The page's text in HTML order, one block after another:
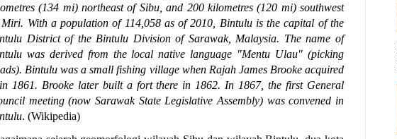
(134 mi) northeast of Sibu, and 200 kilometres (120 mi) southwest
With a population of 114,058 as of 2010, Bintulu is the capital of the
District of the Bintulu Division of Sarawak, Malaysia. The name of
was derived from the local native language "Mentu Ulau" (picking
Bintulu was a small fishing village when Rajah James Brooke acquired
1861. Brooke later built a fort there in 1862. In 1867, the first General
meeting (now Sarawak State Legislative Assembly) was convened in
. (Wikipedia)